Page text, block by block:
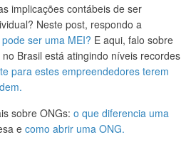
implicações contábeis de ser
Neste post, respondo a
ser uma MEI? E aqui, falo sobre
Brasil está atingindo níveis recordes
para estes empreendedores terem
sobre ONGs: o que diferencia uma
e como abrir uma ONG.